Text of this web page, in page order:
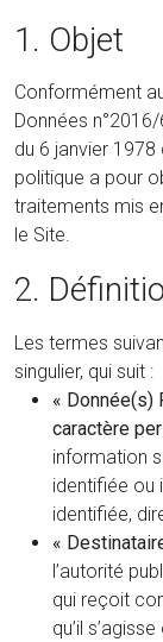
1. Objet
Conformément
Données
du 6 janvier
politique a pour
traitements mis
le Site.
2.
Les termes
singulier, qui suit :
« Donnée(s)
caractère
information
identifiée ou
identifiée,
«
l’autorité
qui reçoit
qu’il